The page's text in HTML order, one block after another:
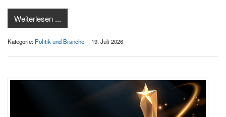
Weiterlesen ...
Kategorie: Politik und Branche | 19. Juli 2026